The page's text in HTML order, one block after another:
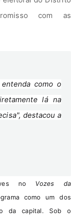
com as
como o
lá na
destacou a
no Vozes da
como um dos
da capital. Sob o